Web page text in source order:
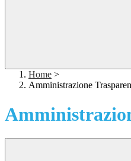
Home >
Amministrazione